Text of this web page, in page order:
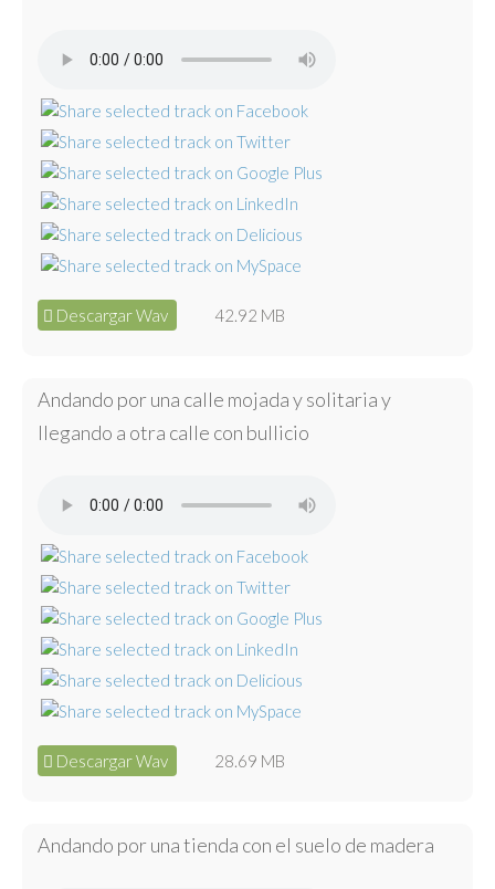
Descargar Wav 42.92 MB
Andando por una calle mojada y solitaria y
llegando a otra calle con bullicio
Descargar Wav 28.69 MB
Andando por una tienda con el suelo de madera